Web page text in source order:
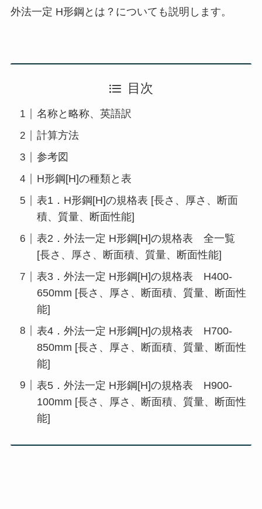
外法一定 H形鋼とは？についても説明します。
目次
名称と略称、英語訳
計算方法
参考図
H形鋼[H]の種類と表
表1．H形鋼[H]の規格表 [長さ、厚さ、断面
積、質量、断面性能]
表2．外法一定 H形鋼[H]の規格表 全一覧
[長さ、厚さ、断面積、質量、断面性能]
表3．外法一定 H形鋼[H]の規格表 H400-
650mm [長さ、厚さ、断面積、質量、断面性
能]
表4．外法一定 H形鋼[H]の規格表 H700-
850mm [長さ、厚さ、断面積、質量、断面性
能]
表5．外法一定 H形鋼[H]の規格表 H900-
100mm [長さ、厚さ、断面積、質量、断面性
能]